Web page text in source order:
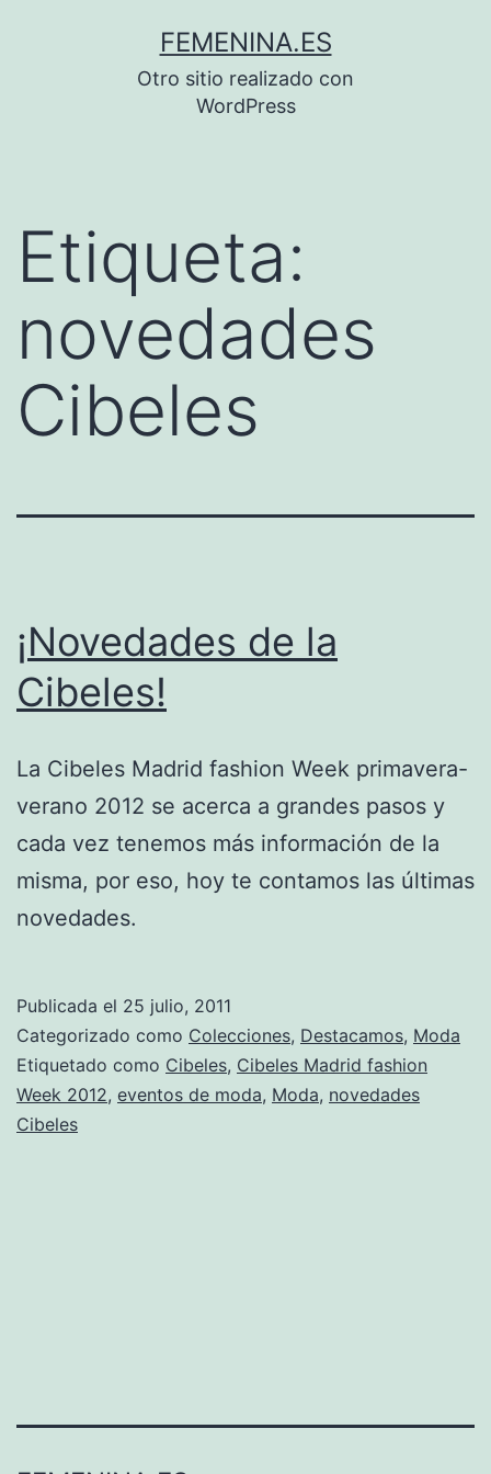
FEMENINA.ES
Otro sitio realizado con
WordPress
Etiqueta:
novedades
Cibeles
¡Novedades de la
Cibeles!
La Cibeles Madrid fashion Week primavera-
verano 2012 se acerca a grandes pasos y
cada vez tenemos más información de la
misma, por eso, hoy te contamos las últimas
novedades.
Publicada el 25 julio, 2011
Categorizado como Colecciones, Destacamos, Moda
Etiquetado como Cibeles, Cibeles Madrid fashion
Week 2012, eventos de moda, Moda, novedades
Cibeles